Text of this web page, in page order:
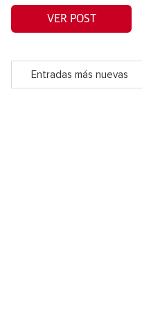
VER POST
Entradas más nuevas